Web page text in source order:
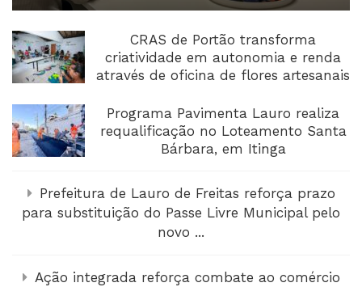
CRAS de Portão transforma
criatividade em autonomia e renda
através de oficina de flores artesanais
Programa Pavimenta Lauro realiza
requalificação no Loteamento Santa
Bárbara, em Itinga
Prefeitura de Lauro de Freitas reforça prazo
para substituição do Passe Livre Municipal pelo
novo ...
Ação integrada reforça combate ao comércio